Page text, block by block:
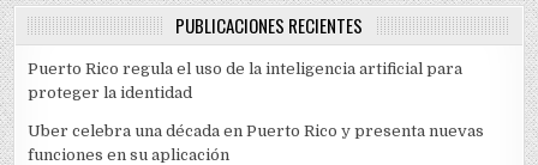
PUBLICACIONES RECIENTES
Puerto Rico regula el uso de la inteligencia artificial para
proteger la identidad
Uber celebra una década en Puerto Rico y presenta nuevas
funciones en su aplicación